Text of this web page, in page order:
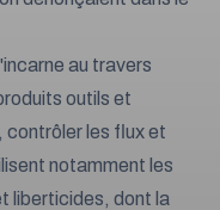
au travers
outils et
contrôler les flux et
notamment les
liberticides, dont la